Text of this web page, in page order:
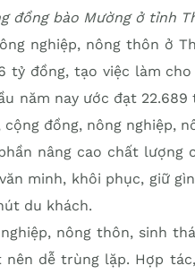
đồng bào Mường ở tỉnh
nghiệp, nông thôn ở
tỷ đồng, tạo việc làm
năm nay ước đạt 22.689
đồng, nông nghiệp,
nâng cao chất lượng
minh, khôi phục, giữ
du khách.
nông thôn, sinh
dễ trùng lặp. Hợp